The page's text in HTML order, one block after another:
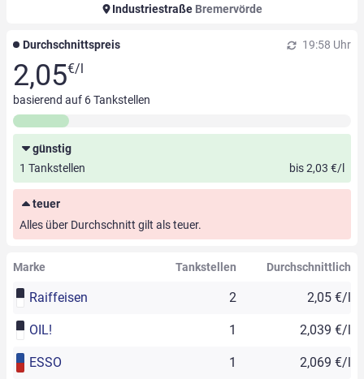
Industriestraße Bremervörde
Durchschnittspreis 19:58 Uhr
2,05€/l
basierend auf 6Tankstellen
günstig
1 Tankstellen
bis 2,03 €/l
teuer
Alles über Durchschnitt gilt als teuer.
Marke Tankstellen Durchschnittlich
Raiffeisen 2 2,05 €/l
OIL! 1 2,039 €/l
ESSO 1 2,069 €/l